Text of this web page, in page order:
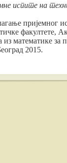
испите на
пријемног
факултете,
математике за
2015.